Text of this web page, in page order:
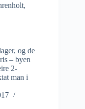
,
og de
– byen
2-
man i